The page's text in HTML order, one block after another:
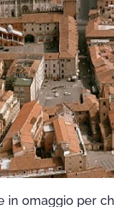
in omaggio per